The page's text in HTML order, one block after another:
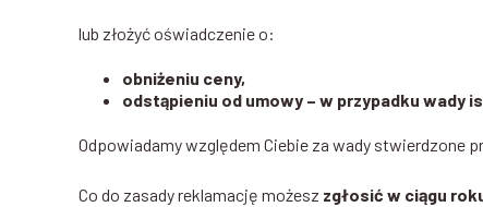
lub złożyć oświadczenie o:
obniżeniu ceny,
odstąpieniu od umowy – w przypadku wady
Odpowiadamy względem Ciebie za wady stwierdzone
Co do zasady reklamację możesz zgłosić w ciągu